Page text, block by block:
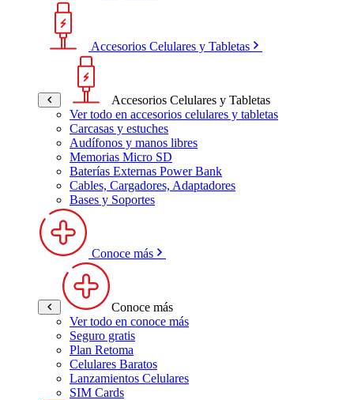
Accesorios Celulares y Tabletas
Accesorios Celulares y Tabletas
Ver todo en accesorios celulares y tabletas
Carcasas y estuches
Audífonos y manos libres
Memorias Micro SD
Baterías Externas Power Bank
Cables, Cargadores, Adaptadores
Bases y Soportes
Conoce más
Conoce más
Ver todo en conoce más
Seguro gratis
Plan Retoma
Celulares Baratos
Lanzamientos Celulares
SIM Cards